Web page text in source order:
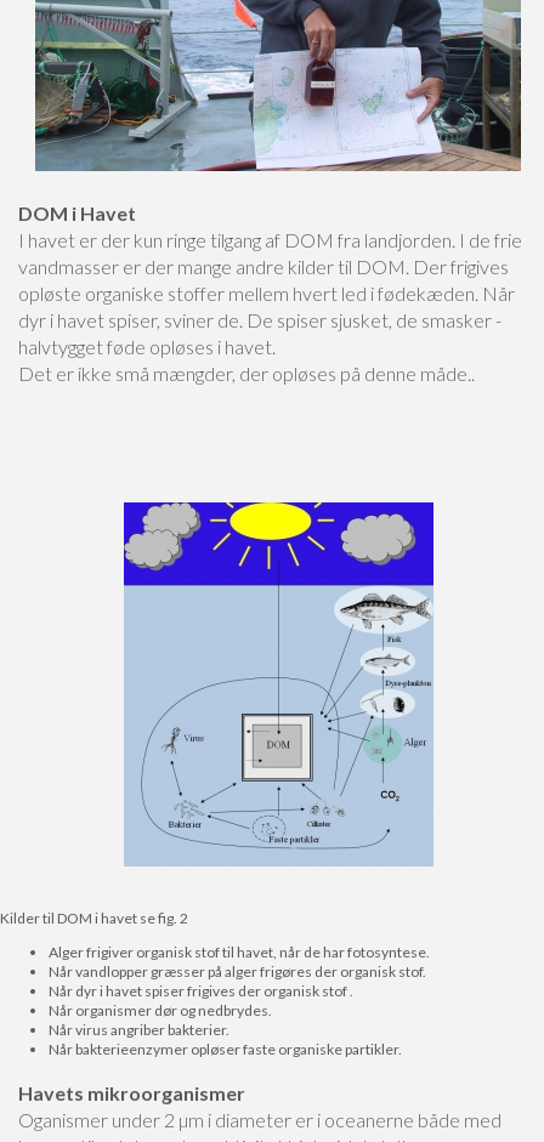
DOM i Havet
I havet er der kun ringe tilgang af DOM fra landjorden. I de frie
vandmasser er der mange andre kilder til DOM. Der frigives
opløste organiske stoffer mellem hvert led i fødekæden. Når
dyr i havet spiser, sviner de. De spiser sjusket, de smasker -
halvtygget føde opløses i havet.
Det er ikke små mængder, der opløses på denne måde..
Kilder til DOM i havet se fig. 2
Alger frigiver organisk stof til havet, når de har fotosyntese.
Når vandlopper græsser på alger frigøres der organisk stof.
Når dyr i havet spiser frigives der organisk stof .
Når organismer dør og nedbrydes.
Når virus angriber bakterier.
Når bakterieenzymer opløser faste organiske partikler.
Havets mikroorganismer
Oganismer under 2 µm i diameter er i oceanerne både med